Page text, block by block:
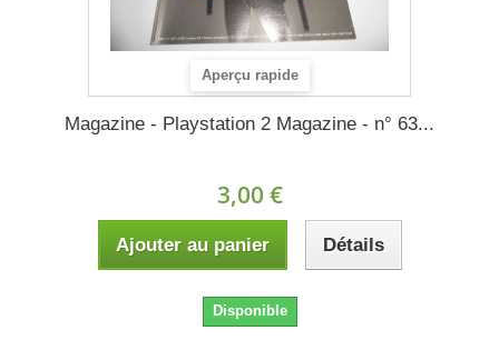
Aperçu rapide
Magazine - Playstation 2 Magazine - n° 63...
3,00 €
Ajouter au panier Détails
Disponible